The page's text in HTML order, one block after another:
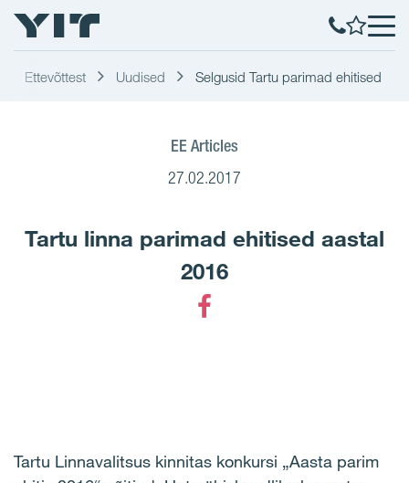
Ettevõttest Uudised Selgusid Tartu parimad ehitised
EE Articles
27.02.2017
Tartu linna parimad ehitised aastal
2016
Tartu Linnavalitsus kinnitas konkursi „Aasta parim